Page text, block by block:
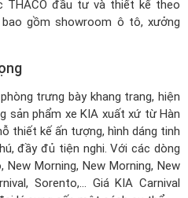
trưng bày khang trang, hiện
sản phẩm xe KIA xuất xứ từ Hàn
thiết kế ấn tượng, hình dáng tinh
đầy đủ tiện nghi. Với các dòng
New Morning, New Morning, New
Sorento,...Giá KIA Carnival
lý cung cấp một cách cụ thể.